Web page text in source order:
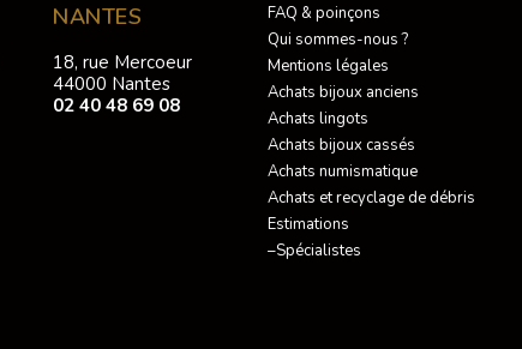
NANTES
18, rue Mercoeur
44000 Nantes
02 40 48 69 08
FAQ & poinçons
Qui sommes-nous ?
Mentions légales
Achats bijoux anciens
Achats lingots
Achats bijoux cassés
Achats numismatique
Achats et recyclage de débris
Estimations
–Spécialistes